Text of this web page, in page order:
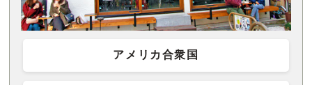
アメリカ合衆国